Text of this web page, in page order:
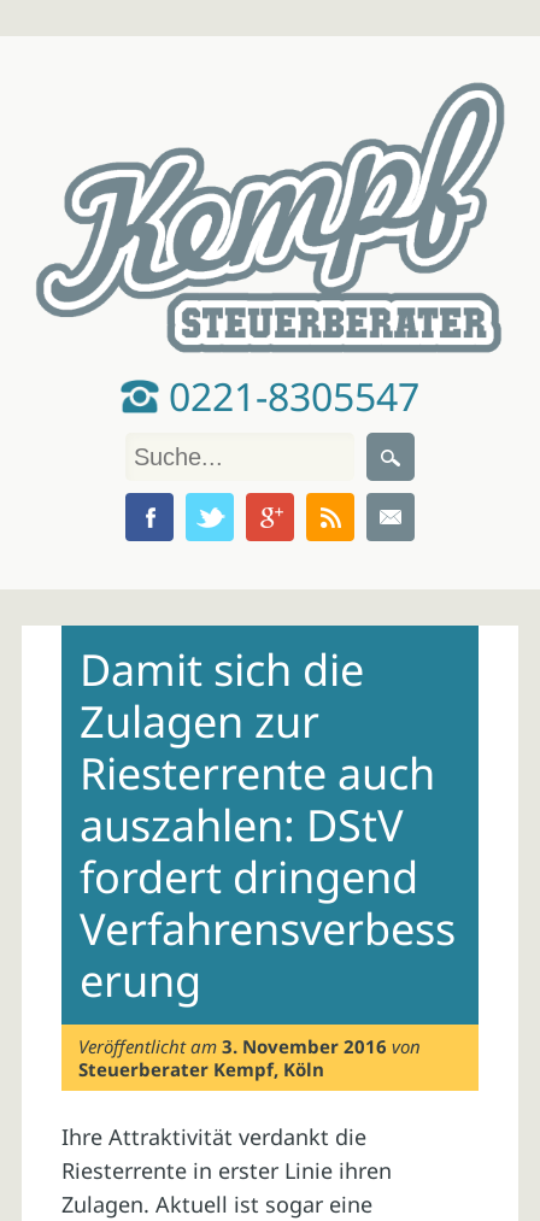
0221-8305547
contentDamit sich die
Zulagen zur
Riesterrente auch
auszahlen: DStV
fordert dringend
Verfahrensverbess
erung
Veröffentlicht am3. November 2016 von
Steuerberater Kempf, Köln
Ihre Attraktivität verdankt die
Riesterrente in erster Linie ihren
Zulagen. Aktuell ist sogar eine